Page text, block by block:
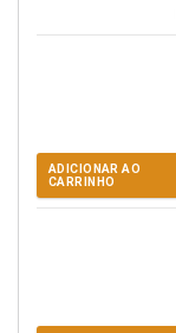
ADICIONAR AO
CARRINHO